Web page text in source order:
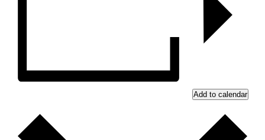
Add to calendar